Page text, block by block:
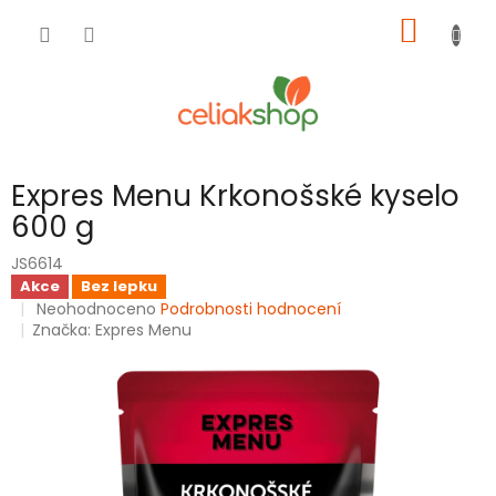
KOŠÍK
Expres Menu Krkonošské kyselo
600 g
JS6614
Akce Bez lepku
Průměrné
hodnocení
Neohodnoceno Podrobnosti hodnocení
Značka:Expres Menu